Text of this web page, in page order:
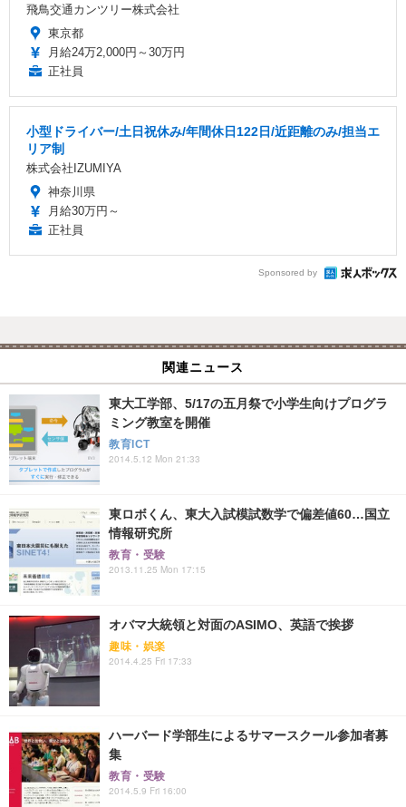
飛鳥交通カンツリー株式会社
東京都
月給24万2,000円～30万円
正社員
小型ドライバー/土日祝休み/年間休日122日/近距離のみ/担当エ
リア制
株式会社IZUMIYA
神奈川県
月給30万円～
正社員
Sponsored by
関連ニュース
東大工学部、5/17の五月祭で小学生向けプログラ
ミング教室を開催
教育ICT
2014.5.12 Mon 21:33
東ロボくん、東大入試模試数学で偏差値60…国立
情報研究所
教育・受験
2013.11.25 Mon 17:15
オバマ大統領と対面のASIMO、英語で挨拶
趣味・娯楽
2014.4.25 Fri 17:33
ハーバード学部生によるサマースクール参加者募
集
教育・受験
2014.5.9 Fri 16:00